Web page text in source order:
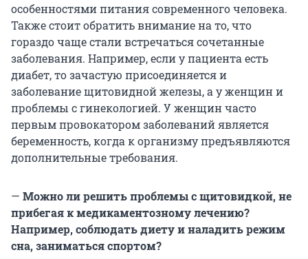
особенностями питания современного человека.
Также стоит обратить внимание на то, что
гораздо чаще стали встречаться сочетанные
заболевания. Например, если у пациента есть
диабет, то зачастую присоединяется и
заболевание щитовидной железы, а у женщин и
проблемы с гинекологией. У женщин часто
первым провокатором заболеваний является
беременность, когда к организму предъявляются
дополнительные требования.
— Можно ли решить проблемы с щитовидкой, не
прибегая к медикаментозному лечению?
Например, соблюдать диету и наладить режим
сна, заниматься спортом?